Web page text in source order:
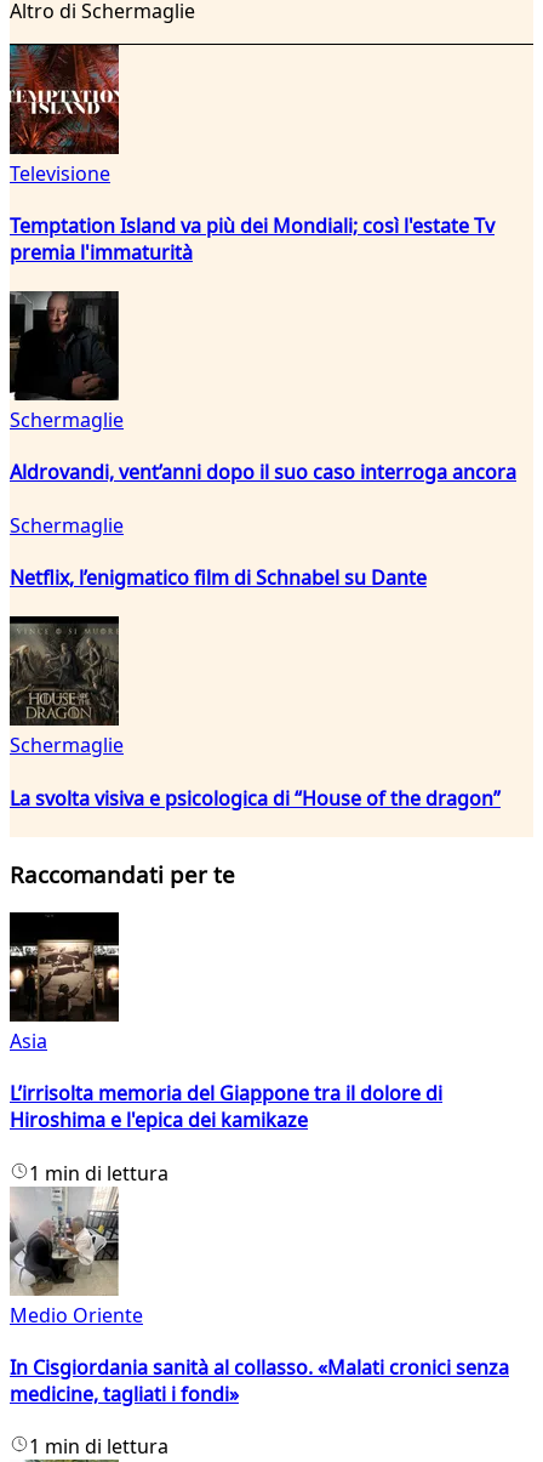
Altro di Schermaglie
Televisione
Temptation Island va più dei Mondiali; così l'estate Tv
premia l'immaturità
Schermaglie
Aldrovandi, vent’anni dopo il suo caso interroga ancora
Schermaglie
Netflix, l’enigmatico film di Schnabel su Dante
Schermaglie
La svolta visiva e psicologica di “House of the dragon”
Raccomandati per te
Asia
L’irrisolta memoria del Giappone tra il dolore di
Hiroshima e l'epica dei kamikaze
1 min di lettura
Medio Oriente
In Cisgiordania sanità al collasso. «Malati cronici senza
medicine, tagliati i fondi»
1 min di lettura